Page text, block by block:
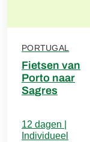
PORTUGAL
Fietsen van
Porto naar
Sagres
12 dagen |
Individueel